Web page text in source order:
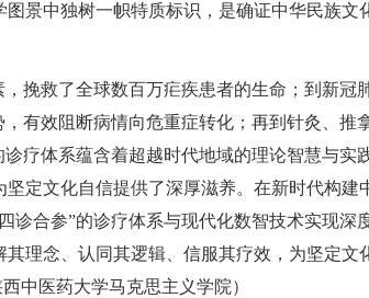
景中独树一帜特质标识，是确证中华民族文
挽救了全球数百万疟疾患者的生命；到新冠
有效阻断病情向危重症转化；再到针灸、推
疗体系蕴含着超越时代地域的理论智慧与实
定文化自信提供了深厚滋养。在新时代构建
诊合参”的诊疗体系与现代化数智技术实现深
理念、认同其逻辑、信服其疗效，为坚定文
中医药大学马克思主义学院）